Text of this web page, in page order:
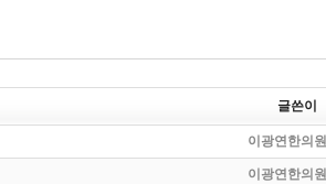
글쓴이
이광연한의원
이광연한의원